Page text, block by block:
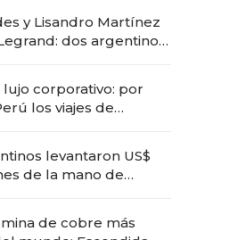
"fast premium"
y Lisandro Martínez
dos argentinos
lujo corporativo: por
los viajes de
en experiencias
levantaron US$
de la mano de
mina de cobre más